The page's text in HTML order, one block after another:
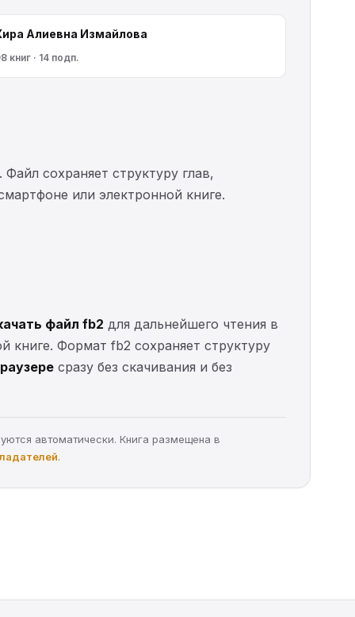
Алиевна Измайлова
книг · 14 подп.
сохраняет структуру глав,
или электронной книге.
файл fb2 для дальнейшего чтения в
книге. Формат fb2 сохраняет структуру
сразу без скачивания и без
автоматически. Книга размещена в
.